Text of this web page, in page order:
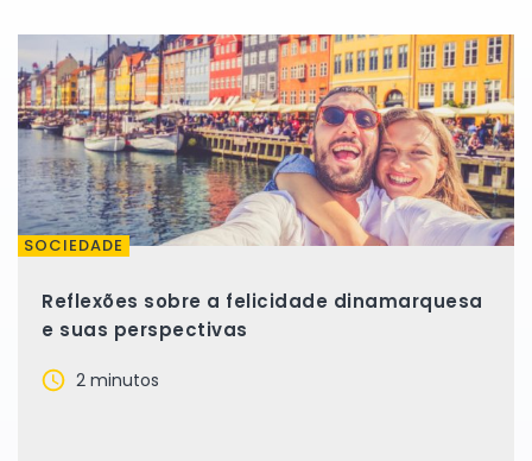
SOCIEDADE
Reflexões sobre a felicidade dinamarquesa
e suas perspectivas
2 minutos